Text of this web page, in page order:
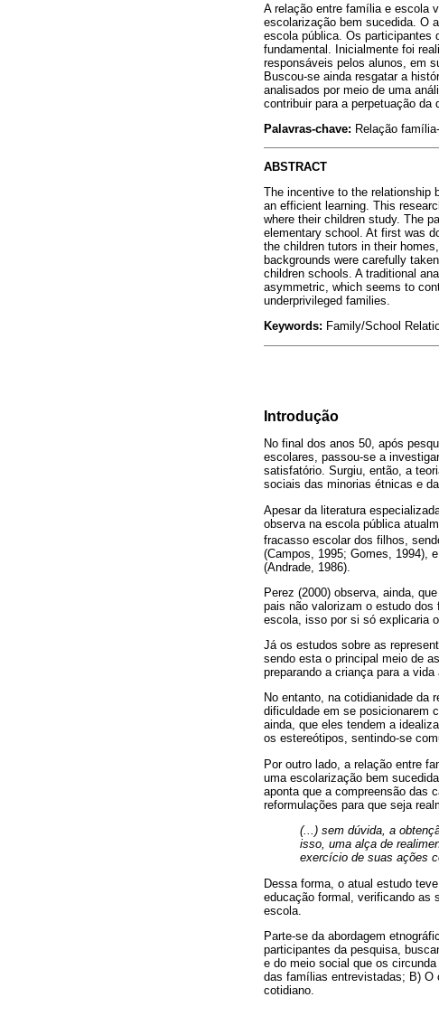
A relação entre família e escola
escolarização bem sucedida. O
escola pública. Os participantes
fundamental. Inicialmente foi
responsáveis pelos alunos, em
Buscou-se ainda resgatar a
analisados por meio de uma
contribuir para a perpetuação da
Palavras-chave: Relação
ABSTRACT
The incentive to the relationship
an efficient learning. This
where their children study. The
elementary school. At first was
the children tutors in their
backgrounds were carefully
children schools. A traditional
asymmetric, which seems to
underprivileged families.
Keywords: Family/School
Introdução
No final dos anos 50, após
escolares, passou-se a
satisfatório. Surgiu, então, a
sociais das minorias étnicas e
Apesar da literatura
observa na escola pública
fracasso escolar dos filhos,
(Campos, 1995; Gomes, 1994),
(Andrade, 1986).
Perez (2000) observa, ainda,
pais não valorizam o estudo
escola, isso por si só explicaria
Já os estudos sobre as
sendo esta o principal meio de
preparando a criança para a
No entanto, na cotidianidade da
dificuldade em se posicionarem
ainda, que eles tendem a
os estereótipos, sentindo-se
Por outro lado, a relação entre
uma escolarização bem
aponta que a compreensão das
reformulações para que seja
(...) sem dúvida, a
isso, uma alça de
exercício de suas ações
Dessa forma, o atual estudo
educação formal, verificando as
escola.
Parte-se da abordagem
participantes da pesquisa,
e do meio social que os
das famílias entrevistadas; B) O
cotidiano.